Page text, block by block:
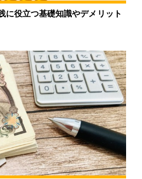
に役立つ基礎知識やデメリット